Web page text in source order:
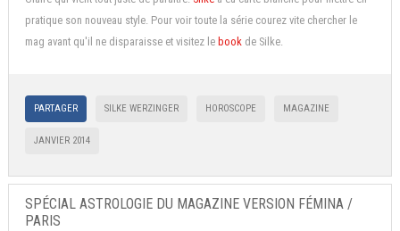
pratique son nouveau style. Pour voir toute la série courez vite chercher le
mag avant qu'il ne disparaisse et visitez le book de Silke.
PARTAGER SILKE WERZINGER HOROSCOPE MAGAZINE
JANVIER 2014
SPÉCIAL ASTROLOGIE DU MAGAZINE VERSION FÉMINA /
PARIS